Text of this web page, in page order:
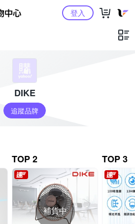
Yahoo購物中心登入
DIKE
追蹤品牌
TOP 2
補貨中
TOP 3